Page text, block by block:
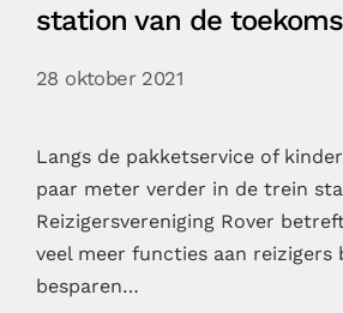
station van de
28 oktober 2021
Langs de pakketservice of
paar meter verder in de trein
Reizigersvereniging Rover
veel meer functies aan reizigers
besparen…